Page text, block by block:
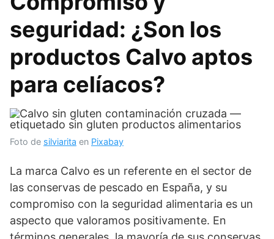
seguridad: ¿Son los
productos Calvo aptos
para celíacos?
Foto de silviarita en Pixabay
La marca Calvo es un referente en el sector de
las conservas de pescado en España, y su
compromiso con la seguridad alimentaria es un
aspecto que valoramos positivamente. En